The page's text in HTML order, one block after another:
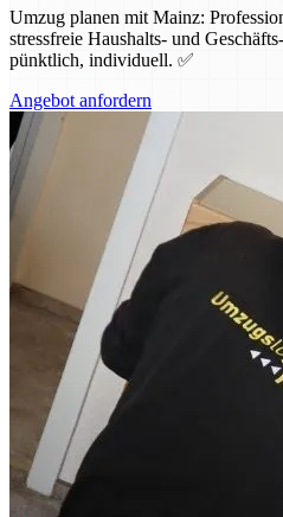
Umzug planen mit Mainz:
stressfreie Haushalts- und
pünktlich, individuell. ✅
Angebot anfordern